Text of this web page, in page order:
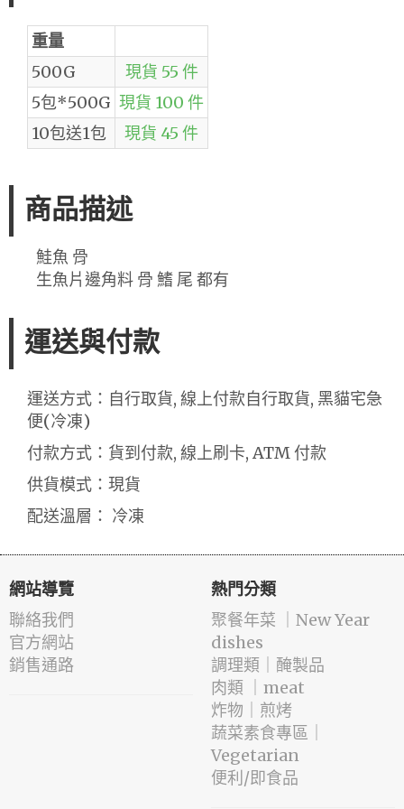
重量
500G
現貨 55 件
5包*500G 現貨 100 件
10包送1包
現貨 45 件
商品描述
鮭魚 骨
生魚片邊角料 骨 鰭 尾 都有
運送與付款
運送方式：自行取貨, 線上付款自行取貨, 黑貓宅急
便(冷凍)
付款方式：貨到付款, 線上刷卡, ATM 付款
供貨模式：現貨
配送溫層： 冷凍
網站導覽
聯絡我們
官方網站
銷售通路
熱門分類
️聚餐年菜 ｜New Year
dishes
️調理類｜醃製品
肉類 ｜meat
️炸物｜煎烤
蔬菜素食專區｜
Vegetarian
便利/即食品